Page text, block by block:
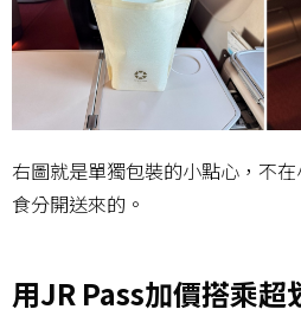
右圖就是單獨包裝的小點心，不
食分開送來的。
用JR Pass加價搭乘超